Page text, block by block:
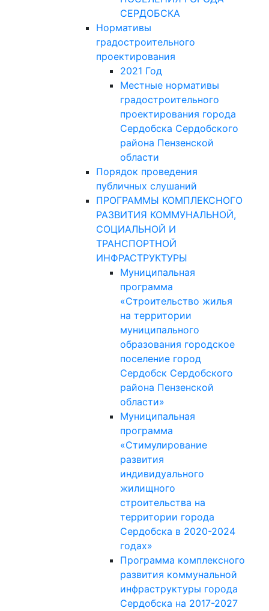
СЕРДОБСКА
Нормативы
градостроительного
проектирования
2021 Год
Местные нормативы
градостроительного
проектирования города
Сердобска Сердобского
района Пензенской
области
Порядок проведения
публичных слушаний
ПРОГРАММЫ КОМПЛЕКСНОГО
РАЗВИТИЯ КОММУНАЛЬНОЙ,
СОЦИАЛЬНОЙ И
ТРАНСПОРТНОЙ
ИНФРАСТРУКТУРЫ
Муниципальная
программа
«Строительство жилья
на территории
муниципального
образования городское
поселение город
Сердобск Сердобского
района Пензенской
области»
Муниципальная
программа
«Стимулирование
развития
индивидуального
жилищного
строительства на
территории города
Сердобска в 2020-2024
годах»
Программа комплексного
развития коммунальной
инфраструктуры города
Сердобска на 2017-2027